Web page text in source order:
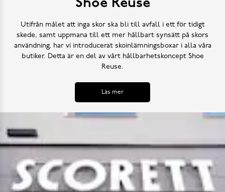
Shoe Reuse
Utifrån målet att inga skor ska bli till avfall i ett för tidigt
skede, samt uppmana till ett mer hållbart synsätt på skors
användning, har vi introducerat skoinlämningsboxar i alla våra
butiker. Detta är en del av vårt hållbarhetskoncept Shoe
Reuse.
Läs mer